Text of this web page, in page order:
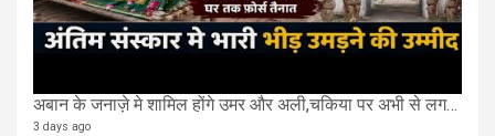
अबान के जनाज़े मे शामिल होंगे उमर और अली,चकिया पर अभी से लगने लगी भीड़ फ़ोर्स तैनात
3 days ago